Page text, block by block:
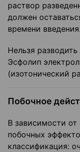
раствор
должен
времени введения.
Нельзя
Эсфолип
(изотонический
Побочное
В зависимости
побочных
классификация: